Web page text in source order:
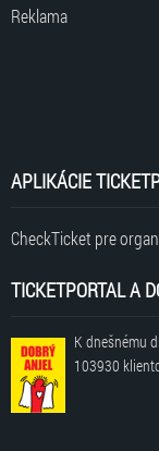
Reklama
APLIKÁCIE
CheckTicket pre
TICKETPORTAL A
K dnešnému
103930